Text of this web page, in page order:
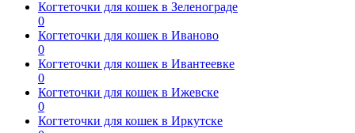
Когтеточки для кошек в Зеленограде
0
Когтеточки для кошек в Иваново
0
Когтеточки для кошек в Ивантеевке
0
Когтеточки для кошек в Ижевске
0
Когтеточки для кошек в Иркутске